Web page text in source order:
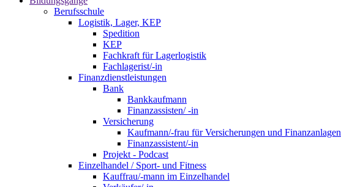
Berufsschule
Logistik, Lager, KEP
Spedition
KEP
Fachkraft für Lagerlogistik
Fachlagerist/-in
Finanzdienstleistungen
Bank
Bankkaufmann
Finanzassisten/ -in
Versicherung
Kaufmann/-frau für Versicherungen und Finanzanlagen
Finanzassistent/-in
Projekt - Podcast
Einzelhandel / Sport- und Fitness
Kauffrau/-mann im Einzelhandel